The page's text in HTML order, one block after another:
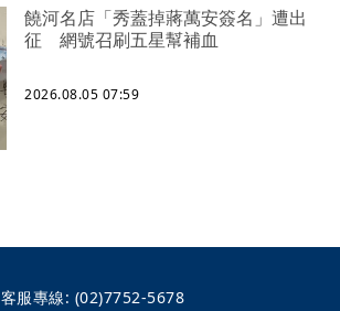
饒河名店「秀蓋掉蔣萬安簽名」遭出
征 網號召刷五星幫補血
2026.08.05 07:59
客服專線: (02)7752-5678